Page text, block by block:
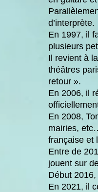
d’interprète.
En 1997, il
plusieurs
Il revient à
théâtres
retour ».
En 2006, il
En 2008,
mairies,
française et
Entre de
jouent sur
Début
En 2021, il